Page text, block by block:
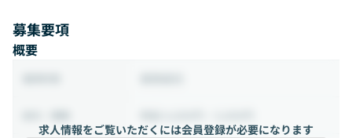
募集要項
概要
求人情報をご覧いただくには会員登録が必要になります